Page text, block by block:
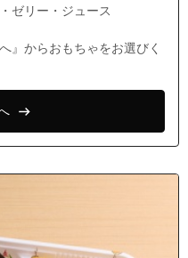
ゼリー・ジュース
』からおもちゃをお選びく